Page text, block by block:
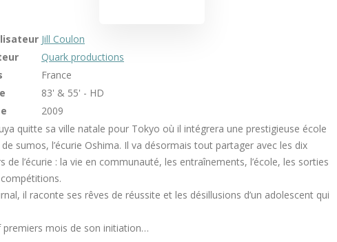
Jill Coulon
Quark productions
France
83' & 55' - HD
2009
quitte sa ville natale pour Tokyo où il intégrera une prestigieuse école
sumos, l’écurie Oshima. Il va désormais tout partager avec les dix
de l’écurie : la vie en communauté, les entraînements, l’école, les sorties
il raconte ses rêves de réussite et les désillusions d’un adolescent qui
premiers mois de son initiation…